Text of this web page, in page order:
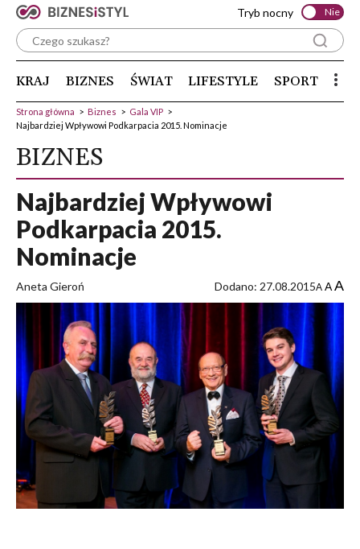
Tryb nocny Nie
KRAJ BIZNES ŚWIAT LIFESTYLE SPORT
Strona główna > Biznes > Gala VIP >
Najbardziej Wpływowi Podkarpacia 2015. Nominacje
BIZNES
Najbardziej Wpływowi
Podkarpacia 2015.
Nominacje
Aneta Gieroń Dodano: 27.08.2015A AA